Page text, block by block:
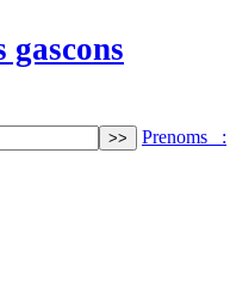
Prenoms :